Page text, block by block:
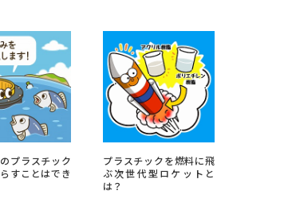
プラスチック
すことはでき
プラスチックを燃料に飛
ぶ次世代型ロケットと
は？